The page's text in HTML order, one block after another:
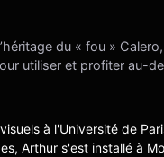
du « fou »
utiliser et profiter au-
à l'Université de
Arthur s'est installé à